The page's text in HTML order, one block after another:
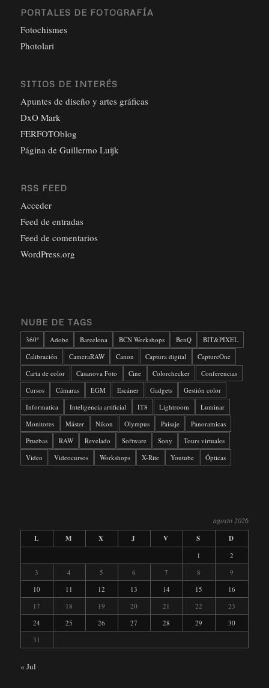
PORTALES DE FOTOGRAFÍA
Fotochismes
Photolari
SITIOS DE INTERÉS
Apuntes de diseño y artes gráficas
DxO Mark
FERFOTOblog
Página de Guillermo Luijk
RSS FEED
Acceder
Feed de entradas
Feed de comentarios
WordPress.org
NUBE DE TAGS
360º Adobe Barcelona BCN Workshops BenQ
BIT&PIXEL
Calibración
CameraRAW Canon Captura digital
CaptureOne
Carta de color
Casanova Foto Cine Colorchecker
Conferencias
Cursos
Cámaras EGM Escáner Gadgets
Gestión color
Informatica
Inteligencia artificial IT8 Lightroom
Luminar
Monitores
Máster Nikon Olympus Paisaje
Panoramicas
Pruebas
RAW Revelado Software Sony
Tours virtuales
Video
Videocursos Workshops X-Rite Youtube Ópticas
agosto 2026
L
M X J V S D
1
2
3
4 5 6 7 8
9
10
11 12 13 14 15
16
17
18 19 20 21 22
23
24
25 26 27 28 29
30
31
« Jul